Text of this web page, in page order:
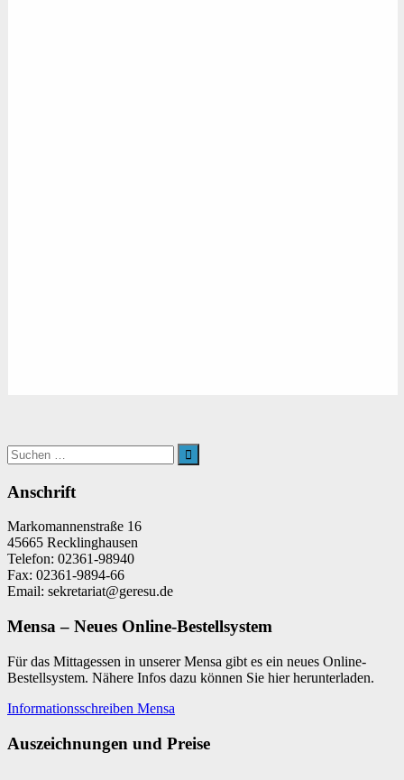
Suchen
nach:
Suchen
Anschrift
Markomannenstraße 16
45665 Recklinghausen
Telefon: 02361-98940
Fax: 02361-9894-66
Email: sekretariat@geresu.de
Mensa – Neues Online-Bestellsystem
Für das Mittagessen in unserer Mensa gibt es ein neues Online-
Bestellsystem. Nähere Infos dazu können Sie hier herunterladen.
Informationsschreiben Mensa
Auszeichnungen und Preise